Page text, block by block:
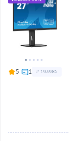
5 # 193985